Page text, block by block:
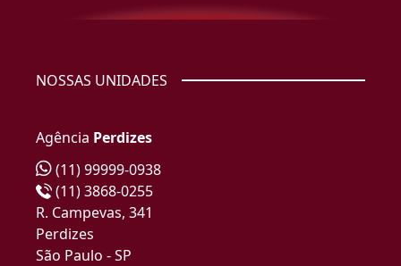
NOSSAS UNIDADES
Agência Perdizes
(11) 99999-0938
(11) 3868-0255
R. Campevas, 341
Perdizes
São Paulo - SP